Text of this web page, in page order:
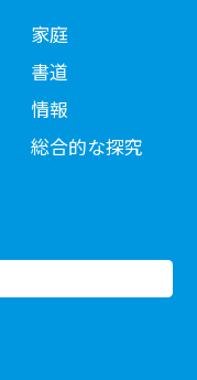
家庭
書道
情報
総合的な探究